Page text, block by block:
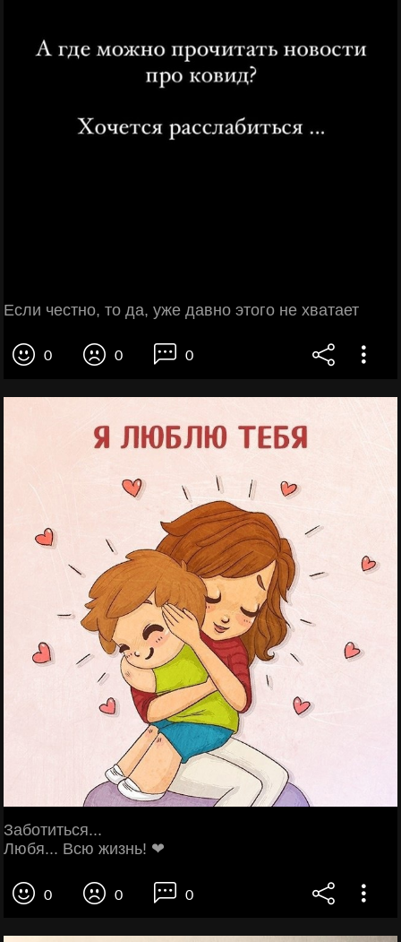
Если честно, то да, уже давно этого не хватает
0 0 0
Заботиться...
Любя... Всю жизнь! ❤
0 0 0